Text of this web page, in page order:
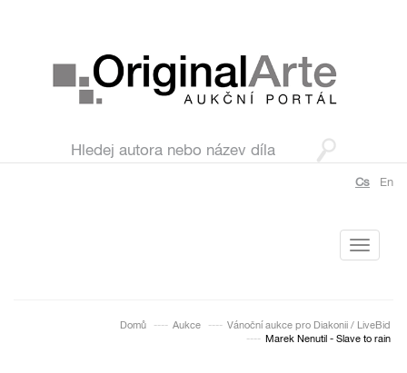
Cs En
Toggle
Domů Aukce
Vánoční aukce pro Diakonii / LiveBid
Marek Nenutil - Slave to rain